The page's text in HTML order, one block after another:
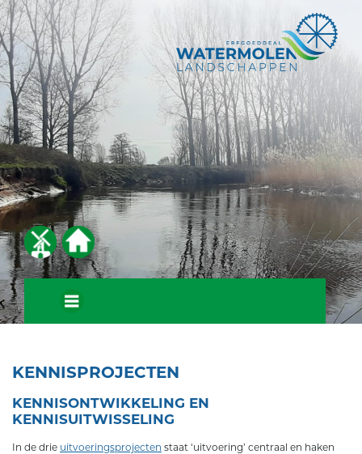
KENNISPROJECTEN
KENNISONTWIKKELING EN
KENNISUITWISSELING
In de drie uitvoeringsprojecten staat ‘uitvoering’ centraal en haken